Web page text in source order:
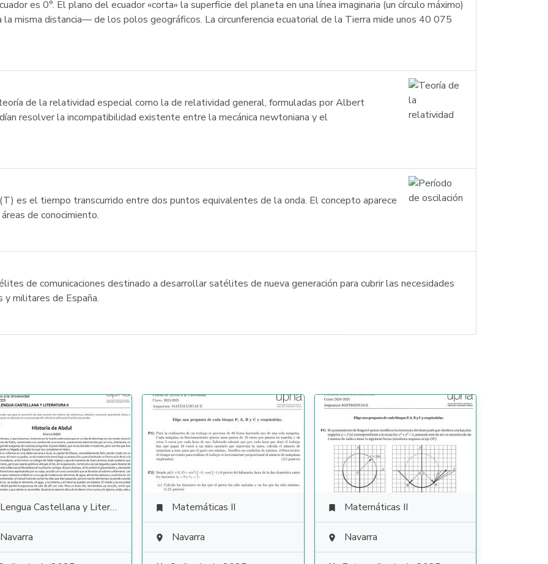
es 0°. El plano del ecuador «corta» la superficie del planeta en una línea imaginaria (un círculo máximo)
misma distancia— de los polos geográficos. La circunferencia ecuatorial de la Tierra mide unos 40 075
de la relatividad especial como la de relatividad general, formuladas por Albert
resolver la incompatibilidad existente entre la mecánica newtoniana y el
es el tiempo transcurrido entre dos puntos equivalentes de la onda. El concepto aparece
de conocimiento.
de comunicaciones destinado a desarrollar satélites de nueva generación para cubrir las necesidades
y militares de España.
Lengua Castellana y Literatura
Navarra
 Matemáticas II
 Navarra
 Matemáticas II
 Navarra